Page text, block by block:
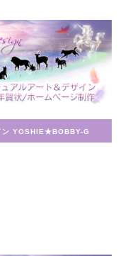
います。 ありがとうござ
ギーカードNo.014
がとうございました。 大
ン YOSHIE★BOBBY-G